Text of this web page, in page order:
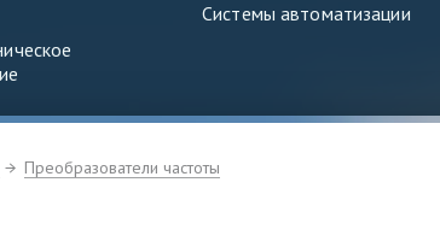
Системы автоматизации
Преобразователи частоты